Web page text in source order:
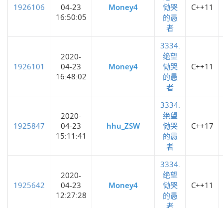
1926106
04-23
16:50:05
Money4
恸哭
的愚
者
C++11
1926101
2020-
04-23
16:48:02
Money4
3334.
绝望
恸哭
的愚
者
C++11
1925847
2020-
04-23
15:11:41
hhu_ZSW
3334.
绝望
恸哭
的愚
者
C++17
1925642
2020-
04-23
12:27:28
Money4
3334.
绝望
恸哭
的愚
者
C++11